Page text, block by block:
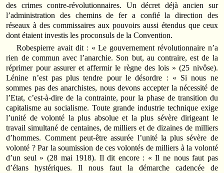
des crimes contre-révolutionnaires. Un décret déjà ancien sur
l’administration des chemins de fer a confié la direction des
réseaux à des commissaires aux pouvoirs aussi étendus que ceux
dont étaient investis les proconsuls de la Convention.
Robespierre avait dit : « Le gouvernement révolutionnaire n’a
rien de commun avec l’anarchie. Son but, au contraire, est de la
réprimer pour assurer et affermir le règne des lois » (25 nivôse).
Lénine n’est pas plus tendre pour le désordre : « Si nous ne
sommes pas des anarchistes, nous devons accepter la nécessité de
l’Etat, c’est-à-dire de la contrainte, pour la phase de transition du
capitalisme au socialisme. Toute grande industrie technique exige
l’unité de volonté la plus absolue et la plus sévère dirigeant le
travail simultané de centaines, de milliers et de dizaines de milliers
d’hommes. Comment peut-être assurée l’unité la plus sévère de
volonté ? Par la soumission de ces volontés de milliers à la volonté
d’un seul » (28 mai 1918). Il dit encore : « Il ne nous faut pas
d’élans hystériques. Il nous faut la démarche cadencée de